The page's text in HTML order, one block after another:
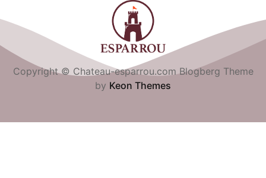
Copyright © Chateau-esparrou.com Blogberg Theme
by Keon Themes